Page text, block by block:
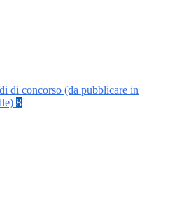
di concorso (da pubblicare in
8